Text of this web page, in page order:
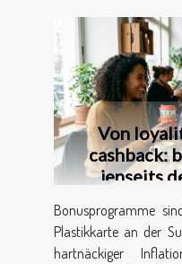
Von
cashback:
jenseits
Bonusprogramme
Plastikkarte an der
hartnäckiger